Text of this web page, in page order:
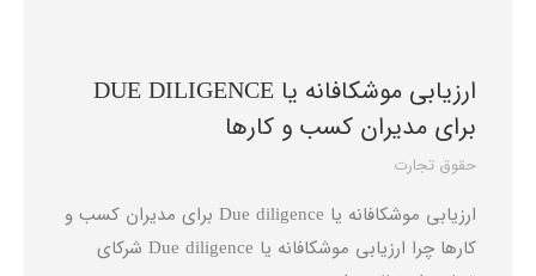
ارزیابی موشکافانه یا DUE DILIGENCE
برای مدیران کسب و کارها
حقوق تجارت
ارزیابی موشکافانه یا Due diligence برای مدیران کسب و
کارها چرا ارزیابی موشکافانه یا Due diligence شرکای